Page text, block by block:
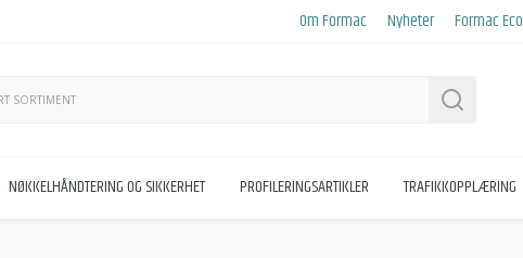
Om Formac Nyheter Formac Eco
NØKKELHÅNDTERING OG SIKKERHET PROFILERINGSARTIKLER TRAFIKKOPPLÆRING